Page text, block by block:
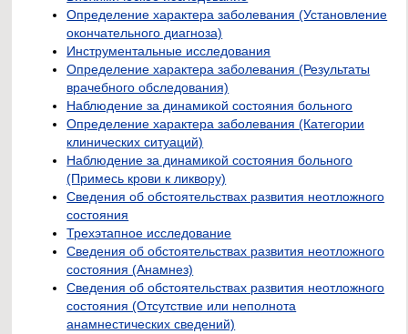
Определение характера заболевания (Установление
окончательного диагноза)
Инструментальные исследования
Определение характера заболевания (Результаты
врачебного обследования)
Наблюдение за динамикой состояния больного
Определение характера заболевания (Категории
клинических ситуаций)
Наблюдение за динамикой состояния больного
(Примесь крови к ликвору)
Сведения об обстоятельствах развития неотложного
состояния
Трехэтапное исследование
Сведения об обстоятельствах развития неотложного
состояния (Анамнез)
Сведения об обстоятельствах развития неотложного
состояния (Отсутствие или неполнота
анамнестических сведений)